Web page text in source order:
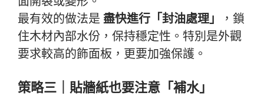
最有效的做法是 盡快進行「封油處理」
，鎖
住木材內部水份，保持穩定性。特別是外觀
要求較高的飾面板，更要加強保護。
策略三｜貼牆紙也要注意「補水」